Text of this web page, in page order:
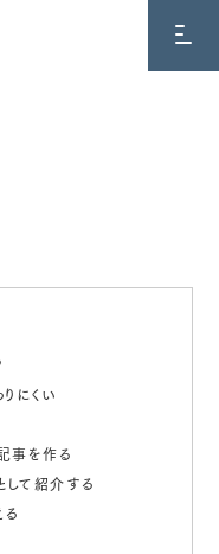
にくい
事を作る
て紹介する